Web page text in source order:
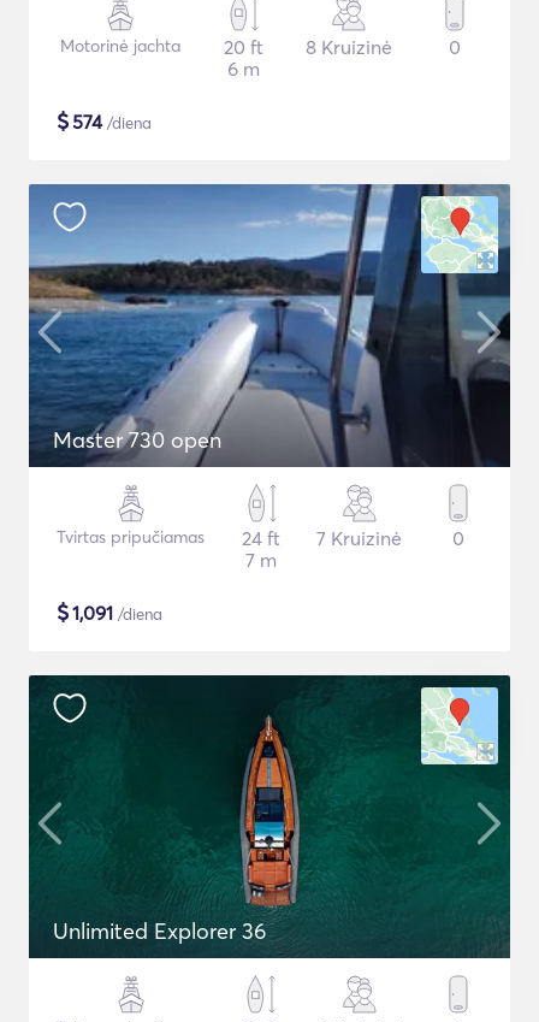
Motorinė jachta
20 ft
6 m
8 Kruizinė 0
$574/diena
Master 730 open
Tvirtas pripučiamas
24 ft
7 m
7 Kruizinė 0
$1,091 /diena
Unlimited Explorer 36